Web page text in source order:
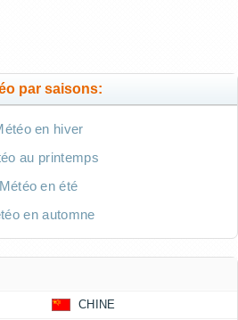
par saisons:
en hiver
au printemps
Météo en été
en automne
CHINE